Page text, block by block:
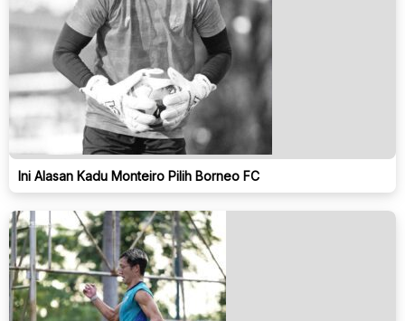
Ini Alasan Kadu Monteiro Pilih Borneo FC